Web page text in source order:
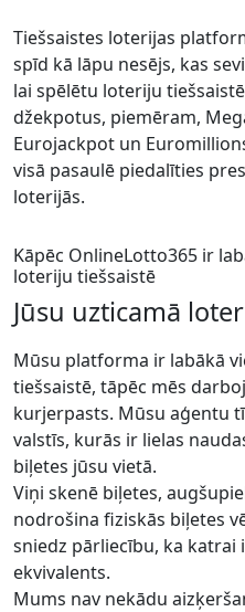
Tiešsaistes loterijas
spīd kā lāpu nesējs, kas
lai spēlētu loteriju
džekpotus, piemēram,
Eurojackpot un
visā pasaulē piedalīties
loterijās.
Kāpēc OnlineLotto365 ir
loteriju tiešsaistē
Jūsu uzticamā
Mūsu platforma ir labākā
tiešsaistē, tāpēc mēs
kurjerpasts. Mūsu aģentu
valstīs, kurās ir lielas
biļetes jūsu vietā.
Viņi skenē biļetes,
nodrošina fiziskās biļetes
sniedz pārliecību, ka katrai
ekvivalents.
Mums nav nekādu